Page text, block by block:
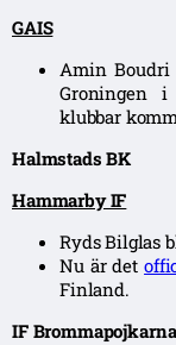
GAIS
Amin Boudri
Groningen i
klubbar
Halmstads BK
Hammarby IF
Ryds Bilglas
Nu är det
Finland.
IF Brommapojkarna